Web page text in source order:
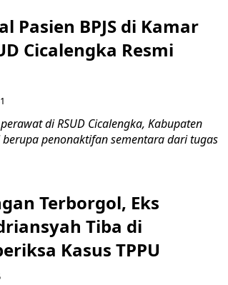
Pasien BPJS di Kamar
Cicalengka Resmi
perawat di RSUD Cicalengka, Kabupaten
penonaktifan sementara dari tugas
Terborgol, Eks
Tiba di
Kasus TPPU